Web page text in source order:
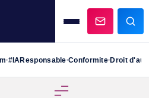
•#IAResponsable•Conformite•Droit